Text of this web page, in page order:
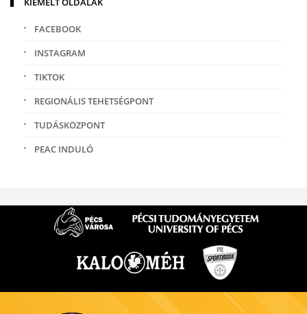
FACEBOOK
INSTAGRAM
TIKTOK
REGIONÁLIS TEHETSÉGPONT
TUDÁSKÖZPONT
PEAC INDULÓ